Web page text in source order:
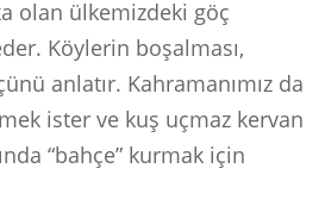
olan ülkemizdeki göç
Köylerin boşalması,
anlatır. Kahramanımız da
ister ve kuş uçmaz kervan
“bahçe” kurmak için